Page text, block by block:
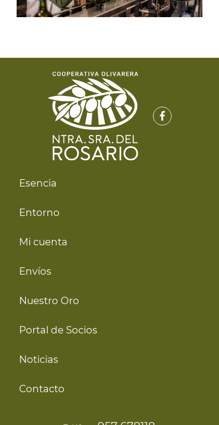
Esencia
Entorno
Mi cuenta
Envíos
Nuestro Oro
Portal de Socios
Noticias
Contacto